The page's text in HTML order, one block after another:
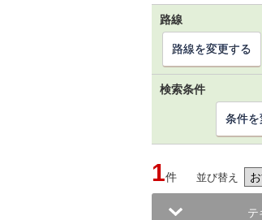
路線
路線を変更する
検索条件
条件を
1件 並び替え
テ